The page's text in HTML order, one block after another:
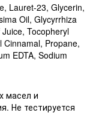
Lauret-23, Glycerin,
Oil, Glycyrrhiza
Tocopheryl
Cinnamal, Propane,
EDTA, Sodium
масел и
Не тестируется